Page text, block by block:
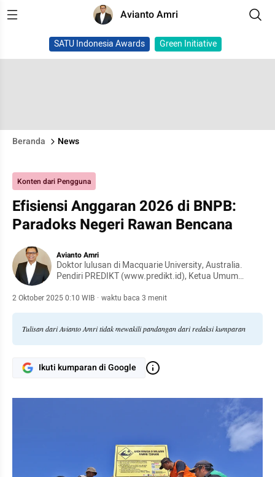
Avianto Amri
SATU Indonesia Awards Green Initiative
Beranda News
Konten dari Pengguna
Efisiensi Anggaran 2026 di BNPB:
Paradoks Negeri Rawan Bencana
Avianto Amri
Doktor lulusan di Macquarie University, Australia.
Pendiri PREDIKT (www.predikt.id), Ketua Umum
2021 - 2027
2 Oktober 2025 0:10 WIB · waktu baca 3 menit
Tulisan dari Avianto Amri tidak mewakili pandangan dari redaksi kumparan
Ikuti kumparan di Google